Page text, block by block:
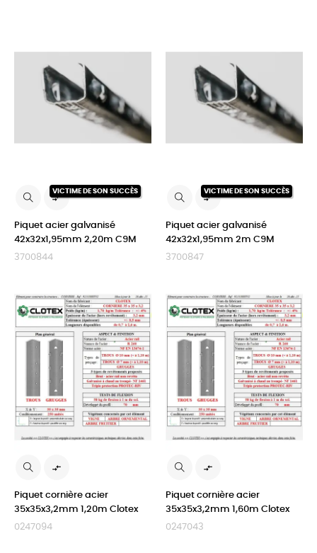
VICTIME DE SON SUCCÈS

Piquet acier galvanisé
42x32x1,95mm 2,20m C9M
3700844
VICTIME DE SON SUCCÈS

Piquet acier galvanisé
42x32x1,95mm 2m C9M
3700847

Piquet cornière acier
35x35x3,2mm 1,20m Clotex
0247094

Piquet cornière acier
35x35x3,2mm 1,60m Clotex
0247043